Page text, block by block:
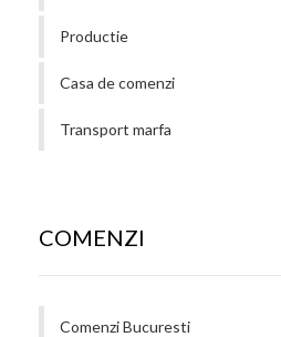
Productie
Casa de comenzi
Transport marfa
COMENZI
Comenzi Bucuresti